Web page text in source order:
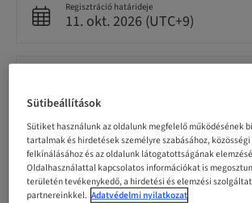
Regisztráció határideje
11. okt. 2026 (UTC+9)
Nyelv
Japanese
Sütibeállítások
Sütiket használunk az oldalunk megfelelő működésének
tartalmak és hirdetések személyre szabásához,
felkínálásához és az oldalunk látogatottságának
Oldalhasználattal kapcsolatos információkat is
területén tevékenykedő, a hirdetési és elemzési
partnereinkkel. Adatvédelmi nyilatkozat